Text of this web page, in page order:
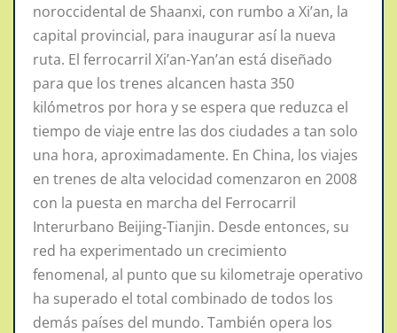
noroccidental de Shaanxi, con rumbo a Xi’an, la
capital provincial, para inaugurar así la nueva
ruta. El ferrocarril Xi’an-Yan’an está diseñado
para que los trenes alcancen hasta 350
kilómetros por hora y se espera que reduzca el
tiempo de viaje entre las dos ciudades a tan solo
una hora, aproximadamente. En China, los viajes
en trenes de alta velocidad comenzaron en 2008
con la puesta en marcha del Ferrocarril
Interurbano Beijing-Tianjin. Desde entonces, su
red ha experimentado un crecimiento
fenomenal, al punto que su kilometraje operativo
ha superado el total combinado de todos los
demás países del mundo. También opera los